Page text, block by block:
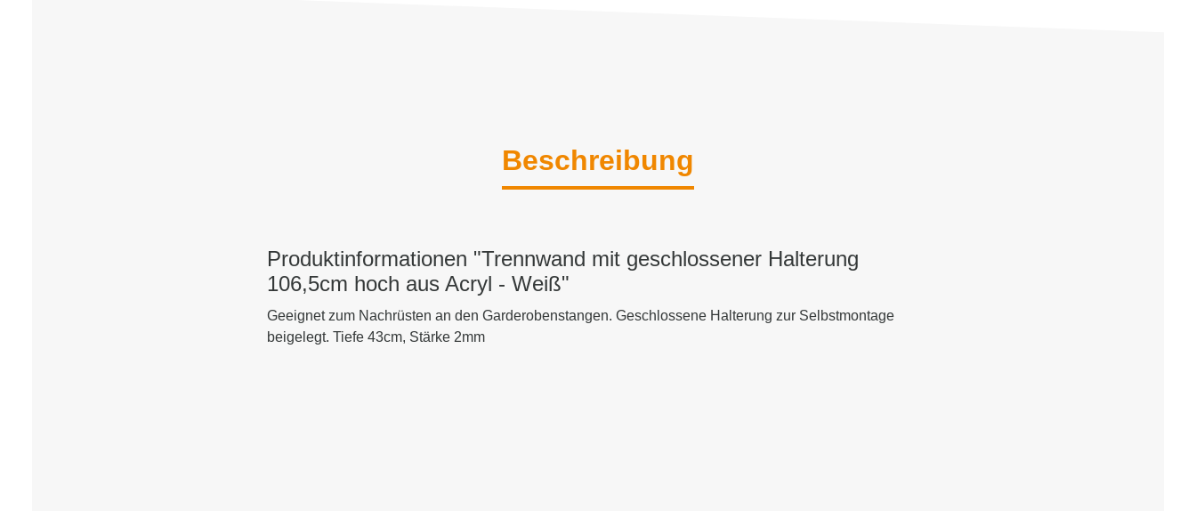
Beschreibung
Produktinformationen "Trennwand mit geschlossener Halterung
106,5cm hoch aus Acryl - Weiß"
Geeignet zum Nachrüsten an den Garderobenstangen. Geschlossene Halterung zur Selbstmontage
beigelegt. Tiefe 43cm, Stärke 2mm